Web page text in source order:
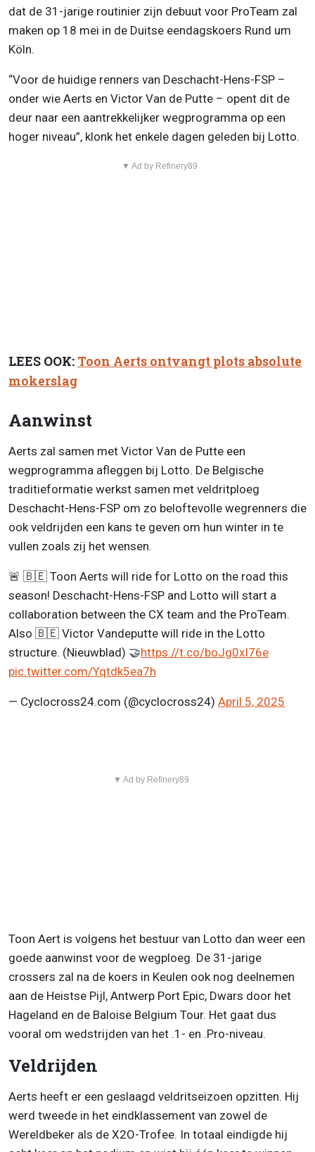
dat de 31-jarige routinier zijn debuut voor ProTeam zal
maken op 18 mei in de Duitse eendagskoers Rund um
Köln.
“Voor de huidige renners van Deschacht-Hens-FSP –
onder wie Aerts en Victor Van de Putte – opent dit de
deur naar een aantrekkelijker wegprogramma op een
hoger niveau”, klonk het enkele dagen geleden bij Lotto.
▼ Ad by Refinery89
LEES OOK: Toon Aerts ontvangt plots absolute
mokerslag
Aanwinst
Aerts zal samen met Victor Van de Putte een
wegprogramma afleggen bij Lotto. De Belgische
traditieformatie werkst samen met veldritploeg
Deschacht-Hens-FSP om zo beloftevolle wegrenners die
ook veldrijden een kans te geven om hun winter in te
vullen zoals zij het wensen.
🚨 🇧🇪 Toon Aerts will ride for Lotto on the road this
season! Deschacht-Hens-FSP and Lotto will start a
collaboration between the CX team and the ProTeam.
Also 🇧🇪 Victor Vandeputte will ride in the Lotto
structure. (Nieuwblad) 🤝https://t.co/boJg0xI76e
pic.twitter.com/Yqtdk5ea7h
— Cyclocross24.com (@cyclocross24) April 5, 2025
▼ Ad by Refinery89
Toon Aert is volgens het bestuur van Lotto dan weer een
goede aanwinst voor de wegploeg. De 31-jarige
crossers zal na de koers in Keulen ook nog deelnemen
aan de Heistse Pijl, Antwerp Port Epic, Dwars door het
Hageland en de Baloise Belgium Tour. Het gaat dus
vooral om wedstrijden van het .1- en .Pro-niveau.
Veldrijden
Aerts heeft er een geslaagd veldritseizoen opzitten. Hij
werd tweede in het eindklassement van zowel de
Wereldbeker als de X2O-Trofee. In totaal eindigde hij